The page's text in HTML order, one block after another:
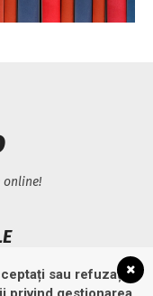
online!
sau refuzați